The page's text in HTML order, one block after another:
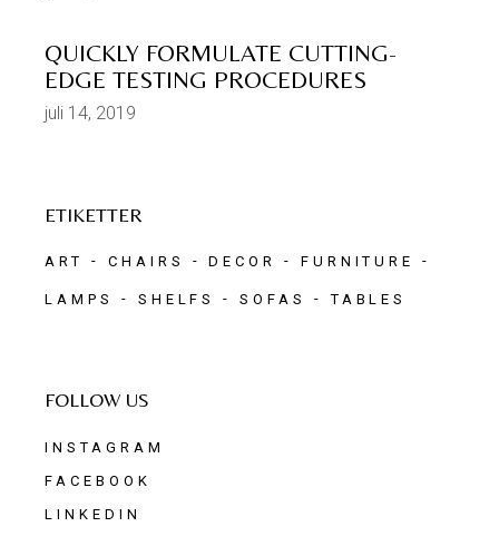
QUICKLY FORMULATE CUTTING-
EDGE TESTING PROCEDURES
juli 14, 2019
ETIKETTER
ART CHAIRS DECOR FURNITURE
LAMPS SHELFS SOFAS TABLES
FOLLOW US
INSTAGRAM
FACEBOOK
LINKEDIN